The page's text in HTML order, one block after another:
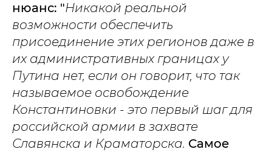
нюанс: "Никакой реальной
возможности обеспечить
присоединение этих регионов даже в
их административных границах у
Путина нет, если он говорит, что так
называемое освобождение
Константиновки - это первый шаг для
российской армии в захвате
Славянска и Краматорска. Самое